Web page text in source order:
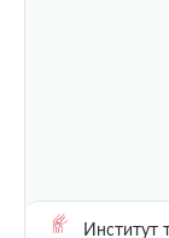
Институт